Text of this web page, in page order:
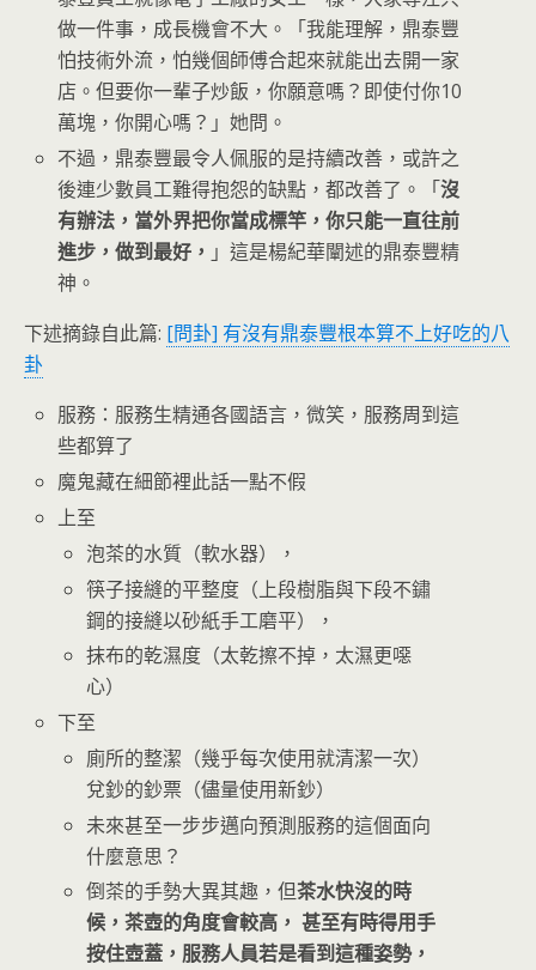
做一件事，成長機會不大。「我能理解，鼎泰豐
怕技術外流，怕幾個師傅合起來就能出去開一家
店。但要你一輩子炒飯，你願意嗎？即使付你10
萬塊，你開心嗎？」她問。
不過，鼎泰豐最令人佩服的是持續改善，或許之
後連少數員工難得抱怨的缺點，都改善了。「沒
有辦法，當外界把你當成標竿，你只能一直往前
進步，做到最好， 」這是楊紀華闡述的鼎泰豐精
神。
下述摘錄自此篇: [問卦] 有沒有鼎泰豐根本算不上好吃的八
卦
服務：服務生精通各國語言，微笑，服務周到這
些都算了
魔鬼藏在細節裡此話一點不假
上至
泡茶的水質（軟水器），
筷子接縫的平整度（上段樹脂與下段不鏽
鋼的接縫以砂紙手工磨平），
抹布的乾濕度（太乾擦不掉，太濕更噁
心）
下至
廁所的整潔（幾乎每次使用就清潔一次）
兌鈔的鈔票（儘量使用新鈔）
未來甚至一步步邁向預測服務的這個面向
什麼意思？
倒茶的手勢大異其趣，但茶水快沒的時
候，茶壺的角度會較高， 甚至有時得用手
按住壺蓋，服務人員若是看到這種姿勢，